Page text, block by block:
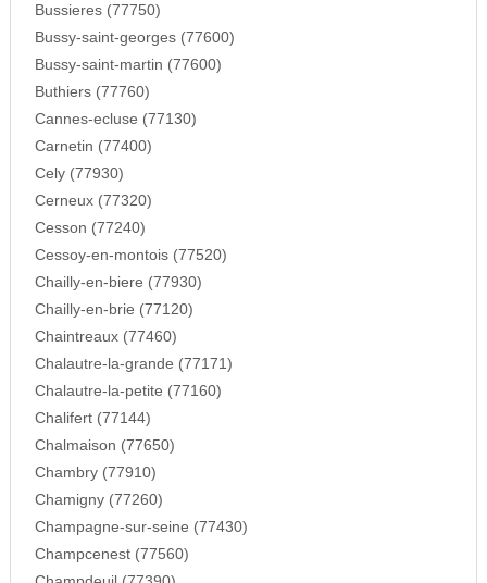
Bussieres (77750)
Bussy-saint-georges (77600)
Bussy-saint-martin (77600)
Buthiers (77760)
Cannes-ecluse (77130)
Carnetin (77400)
Cely (77930)
Cerneux (77320)
Cesson (77240)
Cessoy-en-montois (77520)
Chailly-en-biere (77930)
Chailly-en-brie (77120)
Chaintreaux (77460)
Chalautre-la-grande (77171)
Chalautre-la-petite (77160)
Chalifert (77144)
Chalmaison (77650)
Chambry (77910)
Chamigny (77260)
Champagne-sur-seine (77430)
Champcenest (77560)